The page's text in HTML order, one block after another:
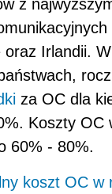
z
oraz Irlandii.
za OC dla
Koszty OC
60% - 80%.
koszt OC w